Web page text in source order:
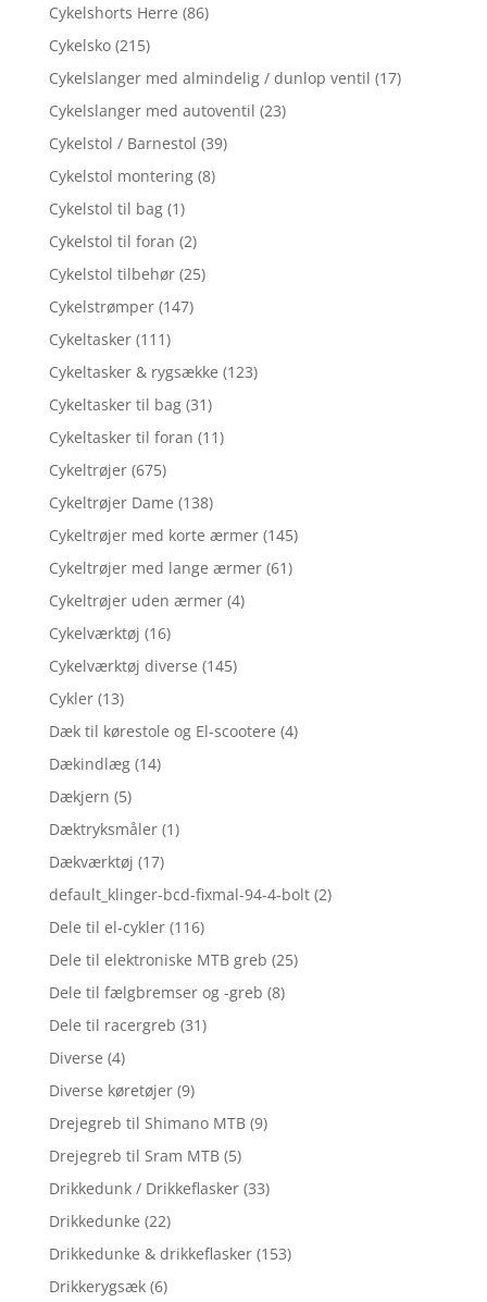
Cykelshorts Herre (86)
Cykelsko (215)
Cykelslanger med almindelig / dunlop ventil (17)
Cykelslanger med autoventil (23)
Cykelstol / Barnestol (39)
Cykelstol montering (8)
Cykelstol til bag (1)
Cykelstol til foran (2)
Cykelstol tilbehør (25)
Cykelstrømper (147)
Cykeltasker (111)
Cykeltasker & rygsække (123)
Cykeltasker til bag (31)
Cykeltasker til foran (11)
Cykeltrøjer (675)
Cykeltrøjer Dame (138)
Cykeltrøjer med korte ærmer (145)
Cykeltrøjer med lange ærmer (61)
Cykeltrøjer uden ærmer (4)
Cykelværktøj (16)
Cykelværktøj diverse (145)
Cykler (13)
Dæk til kørestole og El-scootere (4)
Dækindlæg (14)
Dækjern (5)
Dæktryksmåler (1)
Dækværktøj (17)
default_klinger-bcd-fixmal-94-4-bolt (2)
Dele til el-cykler (116)
Dele til elektroniske MTB greb (25)
Dele til fælgbremser og -greb (8)
Dele til racergreb (31)
Diverse (4)
Diverse køretøjer (9)
Drejegreb til Shimano MTB (9)
Drejegreb til Sram MTB (5)
Drikkedunk / Drikkeflasker (33)
Drikkedunke (22)
Drikkedunke & drikkeflasker (153)
Drikkerygsæk (6)